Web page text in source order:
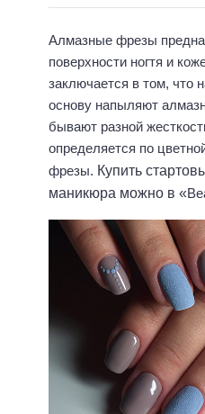
Алмазные фрезы
поверхности ногтя и
заключается в том, что
основу напыляют
бывают разной
определяется по
фрезы. Купить
маникюра можно в «